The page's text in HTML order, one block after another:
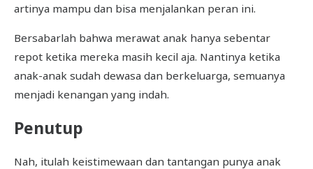
artinya mampu dan bisa menjalankan peran ini.
Bersabarlah bahwa merawat anak hanya sebentar
repot ketika mereka masih kecil aja. Nantinya ketika
anak-anak sudah dewasa dan berkeluarga, semuanya
menjadi kenangan yang indah.
Penutup
Nah, itulah keistimewaan dan tantangan punya anak